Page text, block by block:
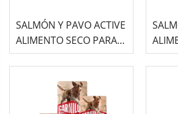
SALMÓN Y PAVO ACTIVE
ALIMENTO SECO PARA
PERROS JUNIOR RAZAS
GRANDES CARNILOVE